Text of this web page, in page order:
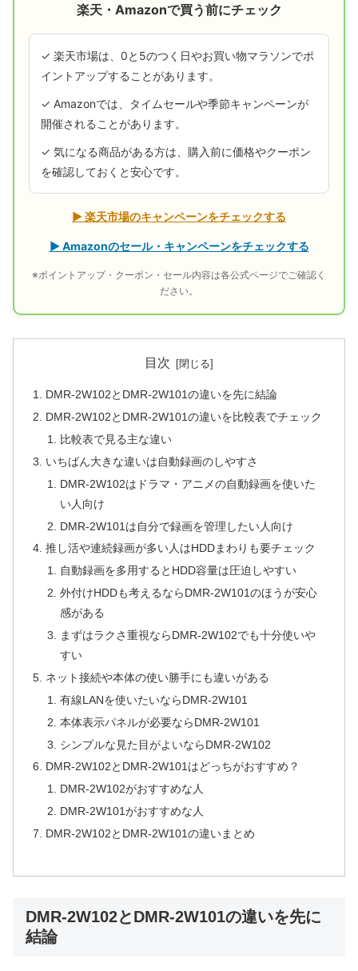
楽天・Amazonで買う前にチェック
✓ 楽天市場は、0と5のつく日やお買い物マラソンでポ
イントアップすることがあります。
✓ Amazonでは、タイムセールや季節キャンペーンが
開催されることがあります。
✓ 気になる商品がある方は、購入前に価格やクーポン
を確認しておくと安心です。
▶ 楽天市場のキャンペーンをチェックする
▶ Amazonのセール・キャンペーンをチェックする
※ポイントアップ・クーポン・セール内容は各公式ページでご確認く
ださい。
目次
DMR-2W102とDMR-2W101の違いを先に結論
DMR-2W102とDMR-2W101の違いを比較表でチェック
比較表で見る主な違い
いちばん大きな違いは自動録画のしやすさ
DMR-2W102はドラマ・アニメの自動録画を使いた
い人向け
DMR-2W101は自分で録画を管理したい人向け
推し活や連続録画が多い人はHDDまわりも要チェック
自動録画を多用するとHDD容量は圧迫しやすい
外付けHDDも考えるならDMR-2W101のほうが安心
感がある
まずはラクさ重視ならDMR-2W102でも十分使いや
すい
ネット接続や本体の使い勝手にも違いがある
有線LANを使いたいならDMR-2W101
本体表示パネルが必要ならDMR-2W101
シンプルな見た目がよいならDMR-2W102
DMR-2W102とDMR-2W101はどっちがおすすめ？
DMR-2W102がおすすめな人
DMR-2W101がおすすめな人
DMR-2W102とDMR-2W101の違いまとめ
DMR-2W102とDMR-2W101の違いを先に
結論